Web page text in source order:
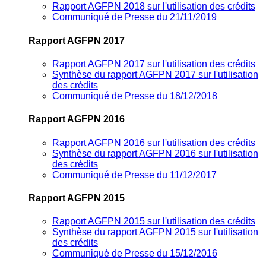
Rapport AGFPN 2018 sur l'utilisation des crédits
Communiqué de Presse du 21/11/2019
Rapport AGFPN 2017
Rapport AGFPN 2017 sur l'utilisation des crédits
Synthèse du rapport AGFPN 2017 sur l'utilisation
des crédits
Communiqué de Presse du 18/12/2018
Rapport AGFPN 2016
Rapport AGFPN 2016 sur l'utilisation des crédits
Synthèse du rapport AGFPN 2016 sur l'utilisation
des crédits
Communiqué de Presse du 11/12/2017
Rapport AGFPN 2015
Rapport AGFPN 2015 sur l'utilisation des crédits
Synthèse du rapport AGFPN 2015 sur l'utilisation
des crédits
Communiqué de Presse du 15/12/2016